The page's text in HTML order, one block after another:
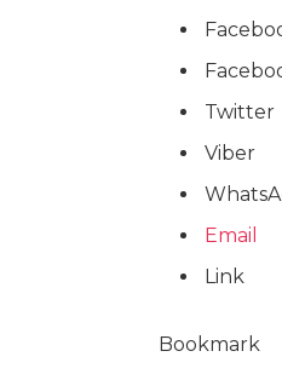
Twitter
Viber
Email
Link
Bookmark